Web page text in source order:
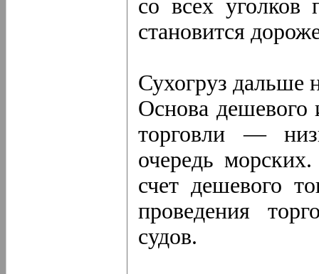
со всех уголков
становится
Сухогруз дальше
Основа дешевого
торговли —
очередь
счет дешевого
проведения
судов.